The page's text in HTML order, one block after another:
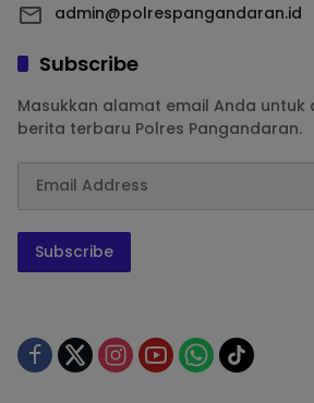
admin@polrespangandaran.id
Subscribe
Masukkan alamat email Anda
berita terbaru Polres Pangandaran.
Subscribe